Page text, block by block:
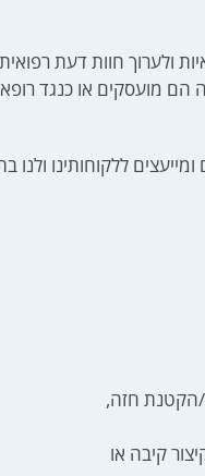
חוות דעת רפואית,
הם מועסקים או כנגד
ללקוחותינו ולנו
הקטנת חזה,
קיבה או